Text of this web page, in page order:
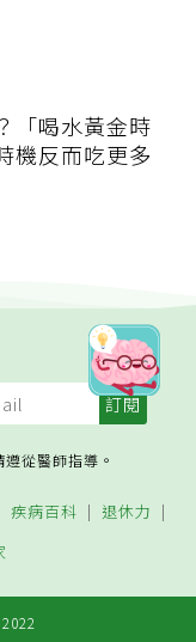
「喝水黃金時
機反而吃更多
從醫師指導。
疾病百科
退休力